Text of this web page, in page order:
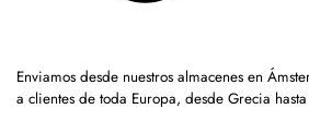
Enviamos desde nuestros almacenes en
a clientes de toda Europa, desde Grecia